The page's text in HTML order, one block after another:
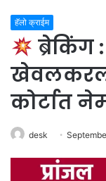
⁠हॅलो क्राईम
ब्रेकिंग
कोर्टात
desk